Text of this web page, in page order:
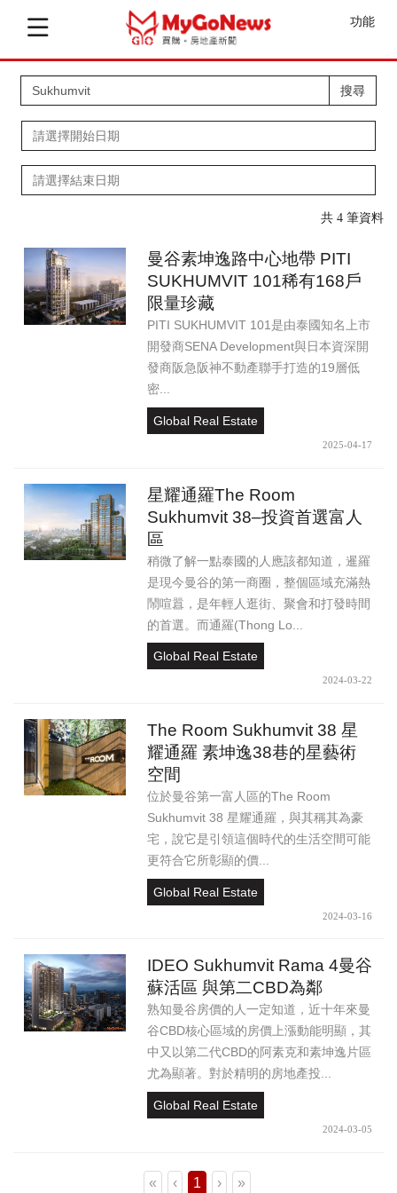
功能
搜尋
共 4 筆資料
曼谷素坤逸路中心地帶 PITI
SUKHUMVIT 101稀有168戶
限量珍藏
PITI SUKHUMVIT 101是由泰國知名上市
開發商SENA Development與日本資深開
發商阪急阪神不動產聯手打造的19層低
密...
Global Real Estate
2025-04-17
星耀通羅The Room
Sukhumvit 38–投資首選富人
區
稍微了解一點泰國的人應該都知道，暹羅
是現今曼谷的第一商圈，整個區域充滿熱
鬧喧囂，是年輕人逛街、聚會和打發時間
的首選。而通羅(Thong Lo...
Global Real Estate
2024-03-22
The Room Sukhumvit 38 星
耀通羅 素坤逸38巷的星藝術
空間
位於曼谷第一富人區的The Room
Sukhumvit 38 星耀通羅，與其稱其為豪
宅，說它是引領這個時代的生活空間可能
更符合它所彰顯的價...
Global Real Estate
2024-03-16
IDEO Sukhumvit Rama 4曼谷
蘇活區 與第二CBD為鄰
熟知曼谷房價的人一定知道，近十年來曼
谷CBD核心區域的房價上漲動能明顯，其
中又以第二代CBD的阿素克和素坤逸片區
尤為顯著。對於精明的房地產投...
Global Real Estate
2024-03-05
« ‹ 1 › »